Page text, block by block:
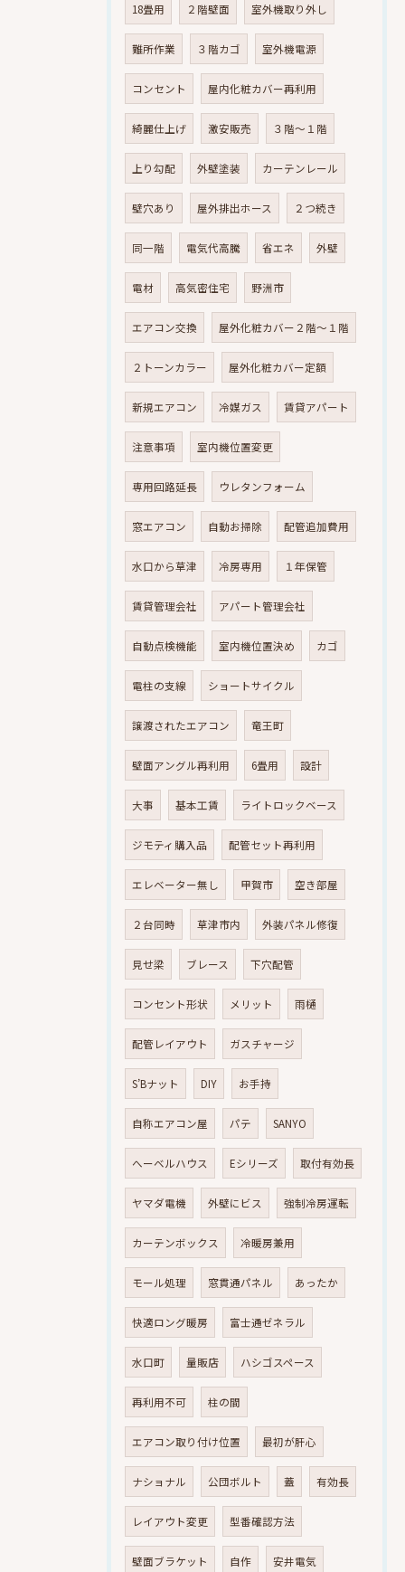
18畳用 ２階壁面 室外機取り外し
難所作業 ３階カゴ 室外機電源
コンセント 屋内化粧カバー再利用
綺麗仕上げ 激安販売 ３階～１階
上り勾配 外壁塗装 カーテンレール
壁穴あり 屋外排出ホース ２つ続き
同一階 電気代高騰 省エネ 外壁
電材 高気密住宅 野洲市
エアコン交換 屋外化粧カバー２階～１階
２トーンカラー 屋外化粧カバー定額
新規エアコン 冷媒ガス 賃貸アパート
注意事項 室内機位置変更
専用回路延長 ウレタンフォーム
窓エアコン 自動お掃除 配管追加費用
水口から草津 冷房専用 １年保管
賃貸管理会社 アパート管理会社
自動点検機能 室内機位置決め カゴ
電柱の支線 ショートサイクル
譲渡されたエアコン 竜王町
壁面アングル再利用 6畳用 設計
大事 基本工賃 ライトロックベース
ジモティ購入品 配管セット再利用
エレベーター無し 甲賀市 空き部屋
２台同時 草津市内 外装パネル修復
見せ梁 ブレース 下穴配管
コンセント形状 メリット 雨樋
配管レイアウト ガスチャージ
S’Bナット DIY お手持
自称エアコン屋 パテ SANYO
へーベルハウス Eシリーズ 取付有効長
ヤマダ電機 外壁にビス 強制冷房運転
カーテンボックス 冷暖房兼用
モール処理 窓貫通パネル あったか
快適ロング暖房 富士通ゼネラル
水口町 量販店 ハシゴスペース
再利用不可 柱の間
エアコン取り付け位置 最初が肝心
ナショナル 公団ボルト 蓋 有効長
レイアウト変更 型番確認方法
壁面ブラケット 自作 安井電気